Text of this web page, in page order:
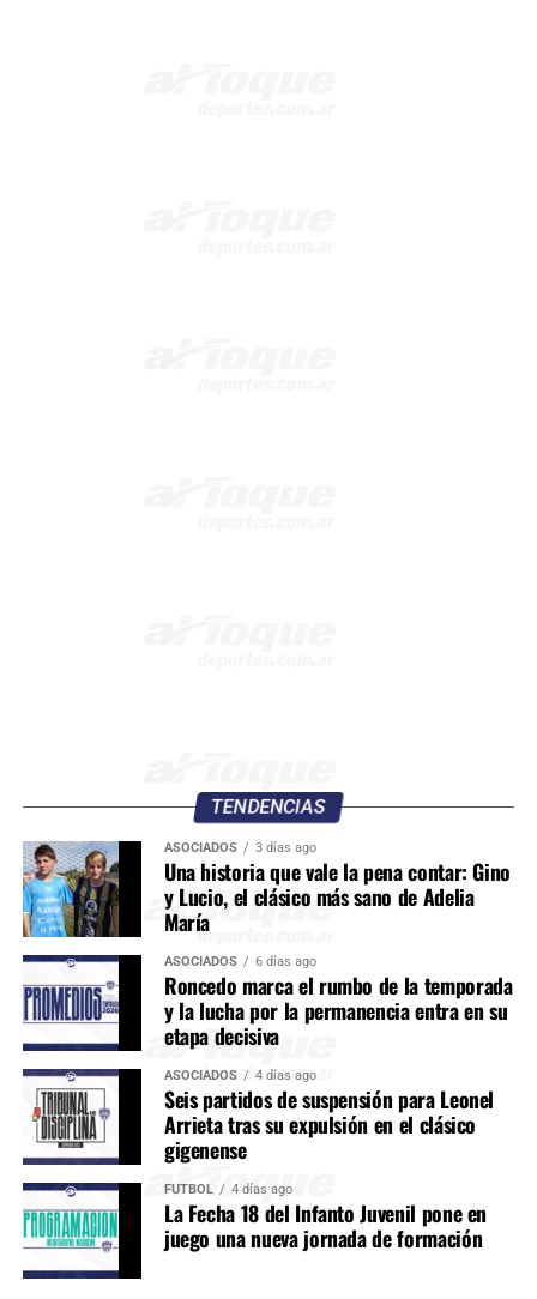
TENDENCIAS
ASOCIADOS 3 días ago
Una historia que vale la pena contar: Gino
y Lucio, el clásico más sano de Adelia
María
ASOCIADOS 6 días ago
Roncedo marca el rumbo de la temporada
y la lucha por la permanencia entra en su
etapa decisiva
ASOCIADOS 4 días ago
Seis partidos de suspensión para Leonel
Arrieta tras su expulsión en el clásico
gigenense
FÚTBOL 4 días ago
La Fecha 18 del Infanto Juvenil pone en
juego una nueva jornada de formación